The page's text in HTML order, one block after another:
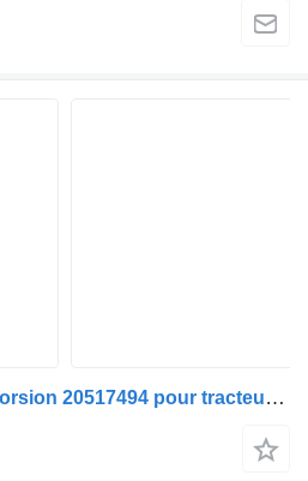
Essieu Volvo bielle de torsion 20517494 pour tracteur routier Volvo FH13